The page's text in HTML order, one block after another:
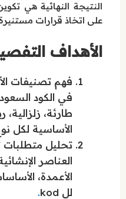
النتيجة النهائية هي
على اتخاذ قرارات
الأهداف
فهم تصنيفات
في الكود
طارئة،
الأساسية لكل
تحليل متطلبات
العناصر
الأعمدة،
لل kod
.